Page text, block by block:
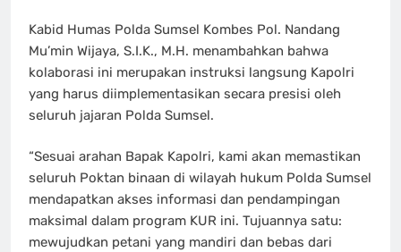
Kabid Humas Polda Sumsel Kombes Pol. Nandang
Mu’min Wijaya, S.I.K., M.H. menambahkan bahwa
kolaborasi ini merupakan instruksi langsung Kapolri
yang harus diimplementasikan secara presisi oleh
seluruh jajaran Polda Sumsel.
“Sesuai arahan Bapak Kapolri, kami akan memastikan
seluruh Poktan binaan di wilayah hukum Polda Sumsel
mendapatkan akses informasi dan pendampingan
maksimal dalam program KUR ini. Tujuannya satu:
mewujudkan petani yang mandiri dan bebas dari